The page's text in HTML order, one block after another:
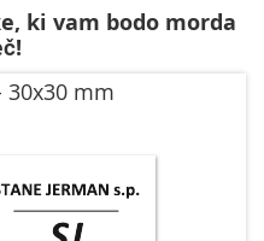
ki vam bodo morda
30x30 mm